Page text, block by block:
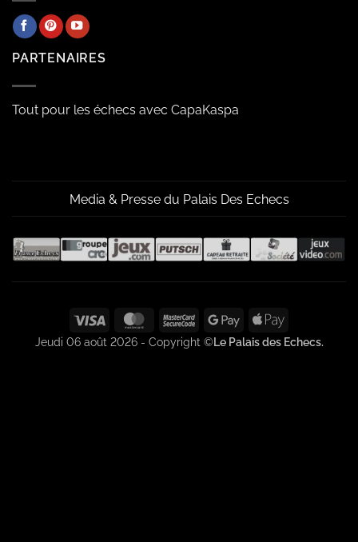
PARTENAIRES
Tout pour les échecs avec CapaKaspa
Media & Presse du Palais Des Echecs
Visa MasterCardMasterCard
2
Google
Pay
Apple
Pay
Jeudi 06 août 2026 - Copyright ©Le Palais des Echecs.